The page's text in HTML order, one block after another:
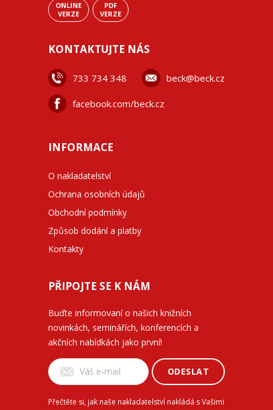
ONLINE
VERZE
PDF
VERZE
KONTAKTUJTE NÁS
733 734 348 beck@beck.cz
facebook.com/beck.cz
INFORMACE
O nakladatelství
Ochrana osobních údajů
Obchodní podmínky
Způsob dodání a platby
Kontakty
PŘIPOJTE SE K NÁM
Buďte informovaní o našich knižních
novinkách, seminářích, konferencích a
akčních nabídkách jako první!
ODESLAT
Přečtěte si, jak naše nakladatelství nakládá s Vašimi